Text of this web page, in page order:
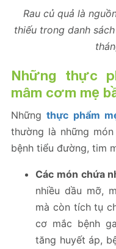
Rau củ quả là
thiếu trong danh
Những thực
mâm cơm mẹ
Nhữngthực phẩm
thường là những
bệnh tiểu đường, tim
Các món chứa
nhiều dầu mỡ,
mà còn tích tụ
cơ mắc bệnh
tăng huyết áp,